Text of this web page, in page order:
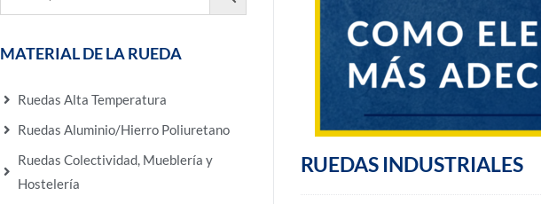
MATERIAL DE LA RUEDA
Ruedas Alta Temperatura
Ruedas Aluminio/Hierro Poliuretano
Ruedas Colectividad, Mueblería y
Hostelería
RUEDAS INDUSTRIALES